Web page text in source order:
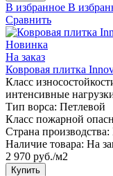
В избранное В
Сравнить
Новинка
На заказ
Ковровая плитка
Класс
интенсивные
Тип ворса: Петлевой
Класс пожарной
Страна производства:
Наличие товара: На
2 970 руб./м2
Купить